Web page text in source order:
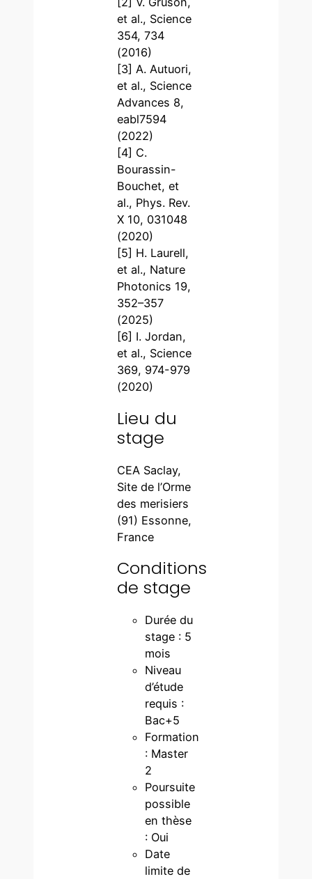
et al., Science
354, 734
(2016)
[3] A. Autuori,
et al., Science
Advances 8,
eabl7594
(2022)
[4] C.
Bourassin-
Bouchet, et
al., Phys. Rev.
X 10, 031048
(2020)
[5] H. Laurell,
et al., Nature
Photonics 19,
352–357
(2025)
[6] I. Jordan,
et al., Science
369, 974-979
(2020)
Lieu du
stage
CEA Saclay,
Site de l’Orme
des merisiers
(91) Essonne,
France
Conditions
de stage
Durée du
stage : 5
mois
Niveau
d’étude
requis :
Bac+5
Formation
: Master
2
Poursuite
possible
en thèse
: Oui
Date
limite de